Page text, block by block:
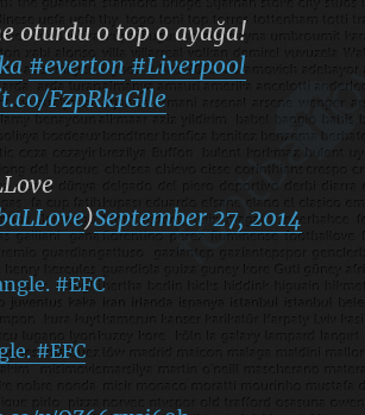
oturdu o top o ayağa!
#everton #Liverpool
FzpRk1Glle
)September 27, 2014
#EFC